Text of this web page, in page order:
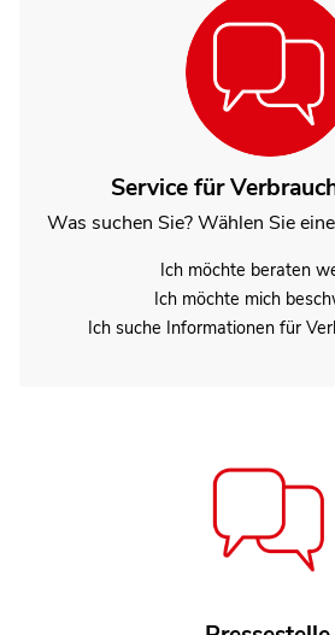
Service für
Was suchen Sie? Wählen Sie
Ich möchte beraten
Ich möchte mich
Ich suche Informationen für